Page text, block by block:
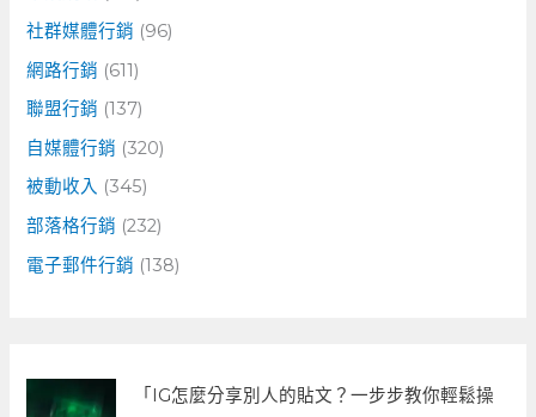
社群媒體行銷 (96)
網路行銷 (611)
聯盟行銷 (137)
自媒體行銷 (320)
被動收入 (345)
部落格行銷 (232)
電子郵件行銷 (138)
「IG怎麼分享別人的貼文？一步步教你輕鬆操